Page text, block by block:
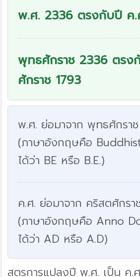
พ.ศ. 2336 ตรงกับปี ค.
พุทธศักราช 2336 ตรง
ศักราช 1793
พ.ศ. ย่อมาจาก พุทธศักราช
(ภาษาอังกฤษคือ
ได้ว่า BE หรือ B.E.)
ค.ศ. ย่อมาจาก คริสตศักรา
(ภาษาอังกฤษคือ Anno
ได้ว่า AD หรือ A.D)
สูตรการแปลงปี พ.ศ. เป็น ค.